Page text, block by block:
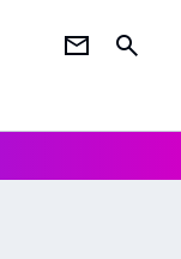
newsletter search